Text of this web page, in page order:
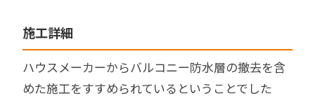
施工詳細
ハウスメーカーからバルコニー防水層の撤去を含
めた施工をすすめられているということでした